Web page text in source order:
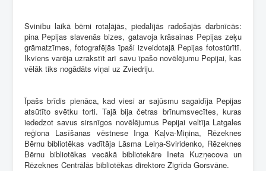
Svinību laikā bērni rotaļājās, piedalījās radošajās darbnīcās:
pina Pepijas slavenās bizes, gatavoja krāsainas Pepijas zeķu
grāmatzīmes, fotografējās īpaši izveidotajā Pepijas fotostūrītī.
Ikviens varēja uzrakstīt arī savu īpašo novēlējumu Pepijai, kas
vēlāk tiks nogādāts viņai uz Zviedriju.
Īpašs brīdis pienāca, kad viesi ar sajūsmu sagaidīja Pepijas
atsūtīto svētku torti. Tajā bija četras brīnumsvecītes, kuras
iededzot savus sirsnīgos novēlējumus Pepijai veltīja Latgales
reģiona Lasīšanas vēstnese Inga Kaļva-Miņina, Rēzeknes
Bērnu bibliotēkas vadītāja Lāsma Leiņa-Sviridenko, Rēzeknes
Bērnu bibliotēkas vecākā bibliotekāre Ineta Kuzņecova un
Rēzeknes Centrālās bibliotēkas direktore Zigrīda Gorsvāne.